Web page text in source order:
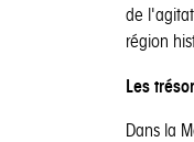
de
région
Les
Dans la